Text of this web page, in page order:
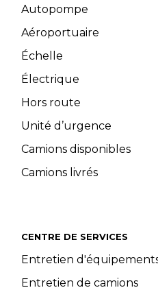
Autopompe
Aéroportuaire
Échelle
Électrique
Hors route
Unité d’urgence
Camions disponibles
Camions livrés
CENTRE DE SERVICES
Entretien
Entretien de camions